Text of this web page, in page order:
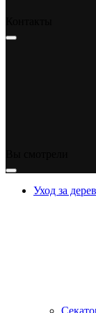
Уход за